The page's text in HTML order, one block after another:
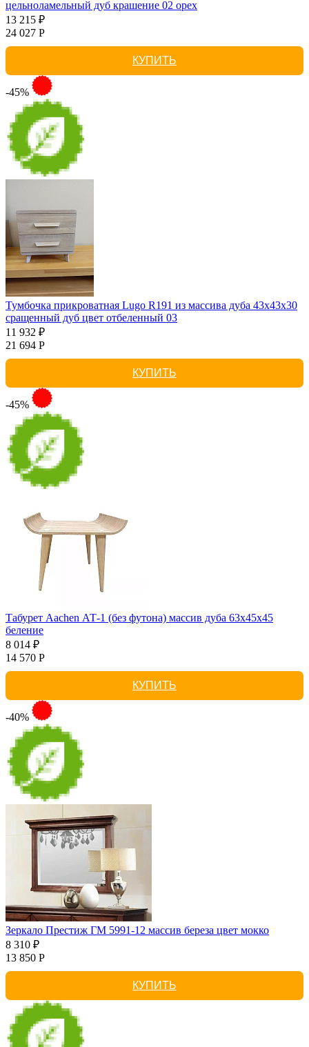
цельноламельный дуб крашение 02 орех
13 215 ₽
24 027 Р
КУПИТЬ
-45%
Тумбочка прикроватная Lugo R191 из массива дуба 43х43х30
сращенный дуб цвет отбеленный 03
11 932 ₽
21 694 Р
КУПИТЬ
-45%
Табурет Aachen АТ-1 (без футона) массив дуба 63х45х45
беление
8 014 ₽
14 570 Р
КУПИТЬ
-40%
Зеркало Престиж ГМ 5991-12 массив береза цвет мокко
8 310 ₽
13 850 Р
КУПИТЬ